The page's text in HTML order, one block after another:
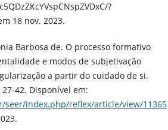
?
18 nov. 2023.
Barbosa de. O processo formativo
e modos de subjetivação
a partir do cuidado de si.
27-42. Disponível em:
index.php/reflex/article/view/11365